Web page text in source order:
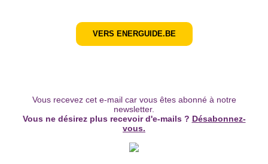
VERS ENERGUIDE.BE
Vous recevez cet e-mail car vous êtes abonné à notre
newsletter.
Vous ne désirez plus recevoir d'e-mails ? Désabonnez-
vous.